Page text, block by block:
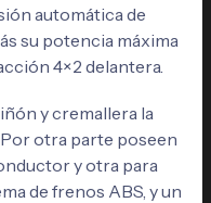
automática de
su potencia máxima
4×2 delantera.
y cremallera la
otra parte poseen
y otra para
de frenos ABS, y un